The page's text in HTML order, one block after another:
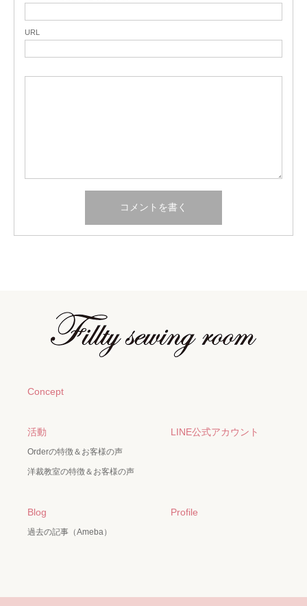
URL
Concept
活動
Orderの特徴＆お客様の声
洋裁教室の特徴＆お客様の声
LINE公式アカウント
Blog
過去の記事（Ameba）
Profile